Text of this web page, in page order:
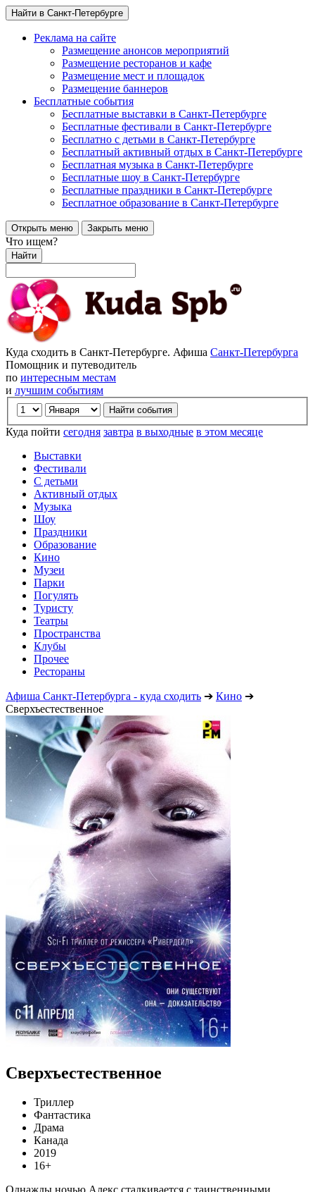
Найти в Санкт-Петербурге
Реклама на сайте
Размещение анонсов мероприятий
Размещение ресторанов и кафе
Размещение мест и площадок
Размещение баннеров
Бесплатные события
Бесплатные выставки в Санкт-Петербурге
Бесплатные фестивали в Санкт-Петербурге
Бесплатно с детьми в Санкт-Петербурге
Бесплатный активный отдых в Санкт-Петербурге
Бесплатная музыка в Санкт-Петербурге
Бесплатные шоу в Санкт-Петербурге
Бесплатные праздники в Санкт-Петербурге
Бесплатное образование в Санкт-Петербурге
Открыть меню Закрыть меню
Что ищем?
Найти
Куда сходить в Санкт-Петербурге. Афиша Санкт-Петербурга
Помощник и путеводитель
по интересным местам
и лучшим событиям
Куда пойти сегодня завтра в выходные в этом месяце
Выставки
Фестивали
С детьми
Активный отдых
Музыка
Шоу
Праздники
Образование
Кино
Музеи
Парки
Погулять
Туристу
Театры
Пространства
Клубы
Прочее
Рестораны
Афиша Санкт-Петербурга - куда сходить ➔ Кино ➔
Сверхъестественное
Сверхъестественное
Триллер
Фантастика
Драма
Канада
2019
16+